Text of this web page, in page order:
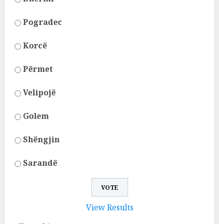
Pogradec
Korcë
Përmet
Velipojë
Golem
Shëngjin
Sarandë
View Results